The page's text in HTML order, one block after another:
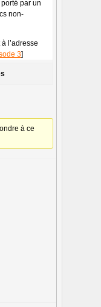
par un
non-
l’adresse
3]
à ce